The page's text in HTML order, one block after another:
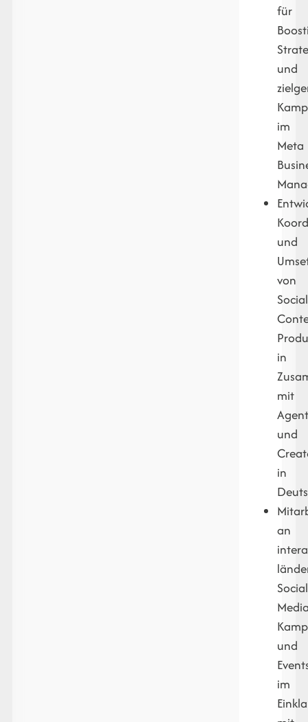
für
und
im
Meta
und
von
in
mit
und
in
an
Social
und
im